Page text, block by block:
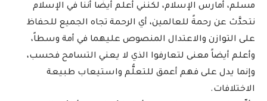
مسلم، أمارس الإسلام، لكنني أعلم أيضًا أننا في الإسلام
نتحدَّث عن رحمةً للعالمين، أي الرحمة تجاه الجميع للحفاظ
على التوازن والاعتدال المنصوص عليهما في أمة وسطاً،
وأعلم أيضاً معنى لتعارفوا الذي لا يعني التسامح فحسب،
وإنما يدل على فهم أعمق للتعلُّم واستيعاب طبيعة
الاختلافات.